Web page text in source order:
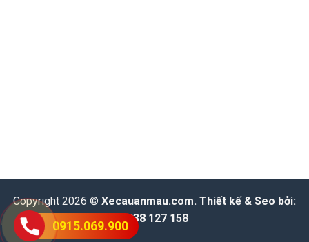
Copyright 2026 © Xecauanmau.com. Thiết kế & Seo bởi:
0938 127 158
0915.069.900